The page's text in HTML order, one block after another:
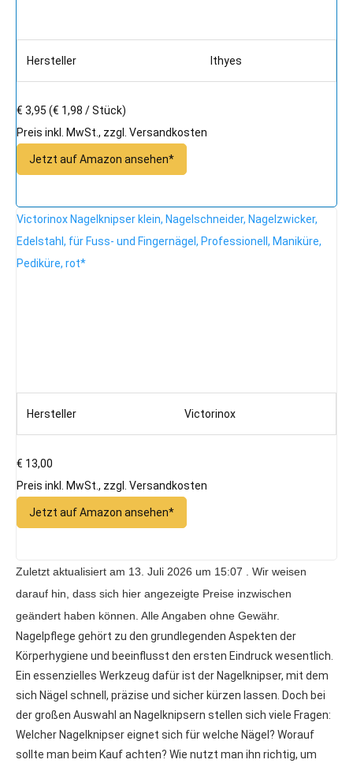
Hersteller Ithyes
€ 3,95 (€ 1,98 / Stück)
Preis inkl. MwSt., zzgl. Versandkosten
Jetzt auf Amazon ansehen*
Victorinox Nagelknipser klein, Nagelschneider, Nagelzwicker,
Edelstahl, für Fuss- und Fingernägel, Professionell, Maniküre,
Pediküre, rot*
Hersteller Victorinox
€ 13,00
Preis inkl. MwSt., zzgl. Versandkosten
Jetzt auf Amazon ansehen*
Zuletzt aktualisiert am 13. Juli 2026 um 15:07 . Wir weisen
darauf hin, dass sich hier angezeigte Preise inzwischen
geändert haben können. Alle Angaben ohne Gewähr.
Nagelpflege gehört zu den grundlegenden Aspekten der
Körperhygiene und beeinflusst den ersten Eindruck wesentlich.
Ein essenzielles Werkzeug dafür ist der Nagelknipser, mit dem
sich Nägel schnell, präzise und sicher kürzen lassen. Doch bei
der großen Auswahl an Nagelknipsern stellen sich viele Fragen:
Welcher Nagelknipser eignet sich für welche Nägel? Worauf
sollte man beim Kauf achten? Wie nutzt man ihn richtig, um